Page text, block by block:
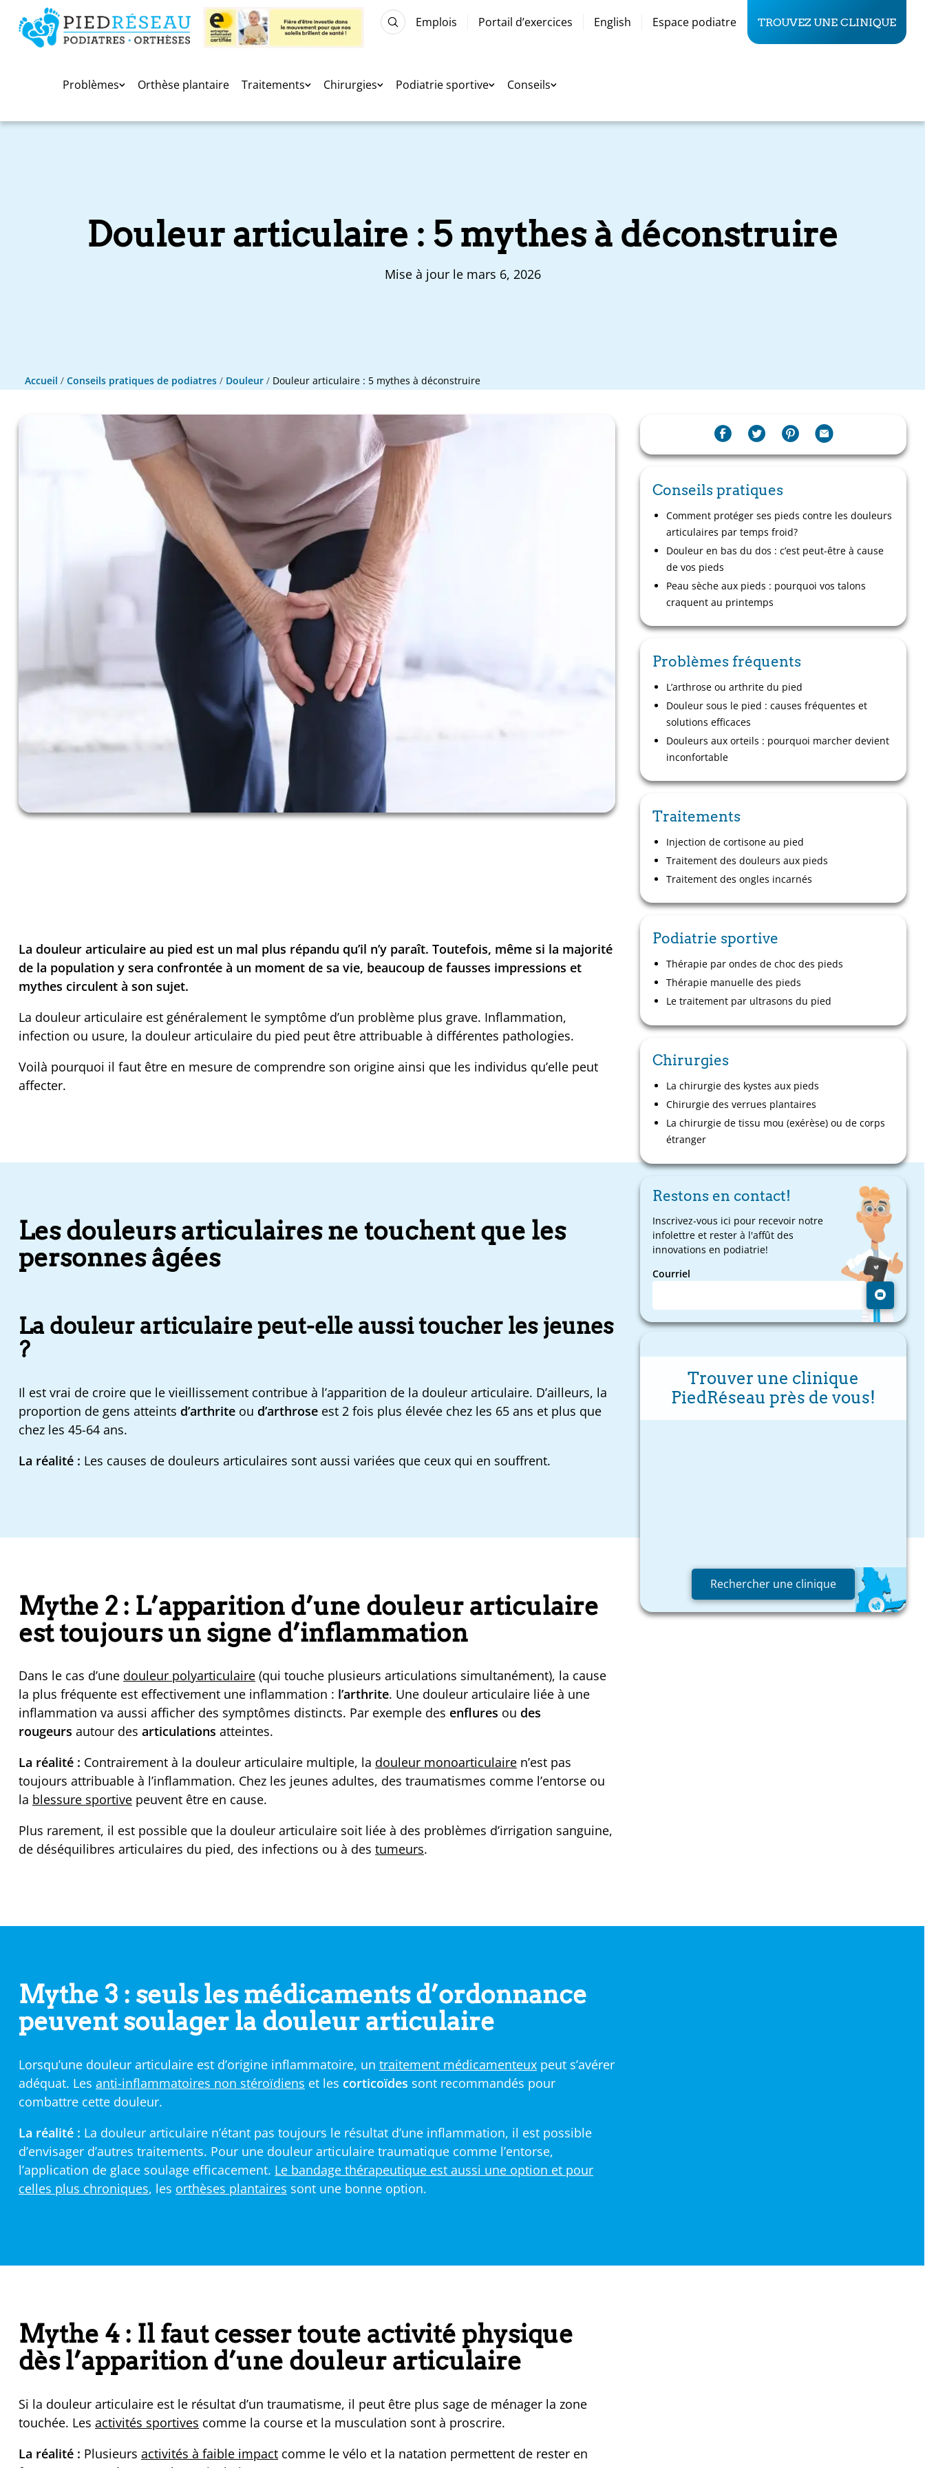
Problèmes Orthèse plantaire Traitements Chirurgies Podiatrie sportive Conseils
Emplois Portail d’exercices English Espace podiatre TROUVEZ UNE CLINIQUE
Douleur articulaire : 5 mythes à déconstruire
Mise à jour le mars 6, 2026
Accueil / Conseils pratiques de podiatres / Douleur / Douleur articulaire : 5 mythes à déconstruire
La douleur articulaire au pied est un mal plus répandu qu’il n’y paraît. Toutefois, même si la majorité
de la population y sera confrontée à un moment de sa vie, beaucoup de fausses impressions et
mythes circulent à son sujet.
La douleur articulaire est généralement le symptôme d’un problème plus grave. Inflammation,
infection ou usure, la douleur articulaire du pied peut être attribuable à différentes pathologies.
Voilà pourquoi il faut être en mesure de comprendre son origine ainsi que les individus qu’elle peut
affecter.
Les douleurs articulaires ne touchent que les
personnes âgées
La douleur articulaire peut-elle aussi toucher les jeunes
?
Il est vrai de croire que le vieillissement contribue à l’apparition de la douleur articulaire. D’ailleurs, la
proportion de gens atteints d’arthrite ou d’arthrose est 2 fois plus élevée chez les 65 ans et plus que
chez les 45-64 ans.
La réalité : Les causes de douleurs articulaires sont aussi variées que ceux qui en souffrent.
Mythe 2 : L’apparition d’une douleur articulaire
est toujours un signe d’inflammation
Dans le cas d’une douleur polyarticulaire (qui touche plusieurs articulations simultanément), la cause
la plus fréquente est effectivement une inflammation : l’arthrite. Une douleur articulaire liée à une
inflammation va aussi afficher des symptômes distincts. Par exemple des enflures ou des
rougeurs autour des articulations atteintes.
La réalité : Contrairement à la douleur articulaire multiple, la douleur monoarticulaire n’est pas
toujours attribuable à l’inflammation. Chez les jeunes adultes, des traumatismes comme l’entorse ou
la blessure sportive peuvent être en cause.
Plus rarement, il est possible que la douleur articulaire soit liée à des problèmes d’irrigation sanguine,
de déséquilibres articulaires du pied, des infections ou à des tumeurs.
Mythe 3 : seuls les médicaments d’ordonnance
peuvent soulager la douleur articulaire
Lorsqu’une douleur articulaire est d’origine inflammatoire, un traitement médicamenteux peut s’avérer
adéquat. Les anti-inflammatoires non stéroïdiens et les corticoïdes sont recommandés pour
combattre cette douleur.
La réalité : La douleur articulaire n’étant pas toujours le résultat d’une inflammation, il est possible
d’envisager d’autres traitements. Pour une douleur articulaire traumatique comme l’entorse,
l’application de glace soulage efficacement. Le bandage thérapeutique est aussi une option et pour
celles plus chroniques, les orthèses plantaires sont une bonne option.
Mythe 4 : Il faut cesser toute activité physique
dès l’apparition d’une douleur articulaire
Si la douleur articulaire est le résultat d’un traumatisme, il peut être plus sage de ménager la zone
touchée. Les activités sportives comme la course et la musculation sont à proscrire.
La réalité : Plusieurs activités à faible impact comme le vélo et la natation permettent de rester en
Conseils pratiques
Comment protéger ses pieds contre les douleurs
articulaires par temps froid?
Douleur en bas du dos : c’est peut-être à cause
de vos pieds
Peau sèche aux pieds : pourquoi vos talons
craquent au printemps
Problèmes fréquents
L’arthrose ou arthrite du pied
Douleur sous le pied : causes fréquentes et
solutions efficaces
Douleurs aux orteils : pourquoi marcher devient
inconfortable
Traitements
Injection de cortisone au pied
Traitement des douleurs aux pieds
Traitement des ongles incarnés
Podiatrie sportive
Thérapie par ondes de choc des pieds
Thérapie manuelle des pieds
Le traitement par ultrasons du pied
Chirurgies
La chirurgie des kystes aux pieds
Chirurgie des verrues plantaires
La chirurgie de tissu mou (exérèse) ou de corps
étranger
Restons en contact!
Inscrivez-vous ici pour recevoir notre
infolettre et rester à l'affût des
innovations en podiatrie!
Courriel
Trouver une clinique
PiedRéseau près de vous!
Rechercher une clinique